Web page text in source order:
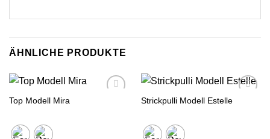
ÄHNLICHE PRODUKTE
Top Modell Mira Strickpulli Modell Estelle